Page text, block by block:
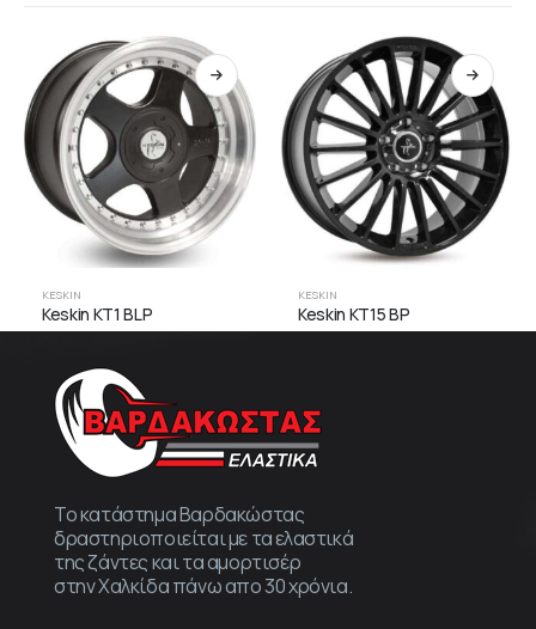
KESKIN
Keskin KT1 BLP
KESKIN
Keskin KT15 BP
Το κατάστημα Βαρδακώστας
δραστηριοποιείται με τα ελαστικά
της ζάντες και τα αμορτισέρ
στην Χαλκίδα πάνω απο 30 χρόνια.